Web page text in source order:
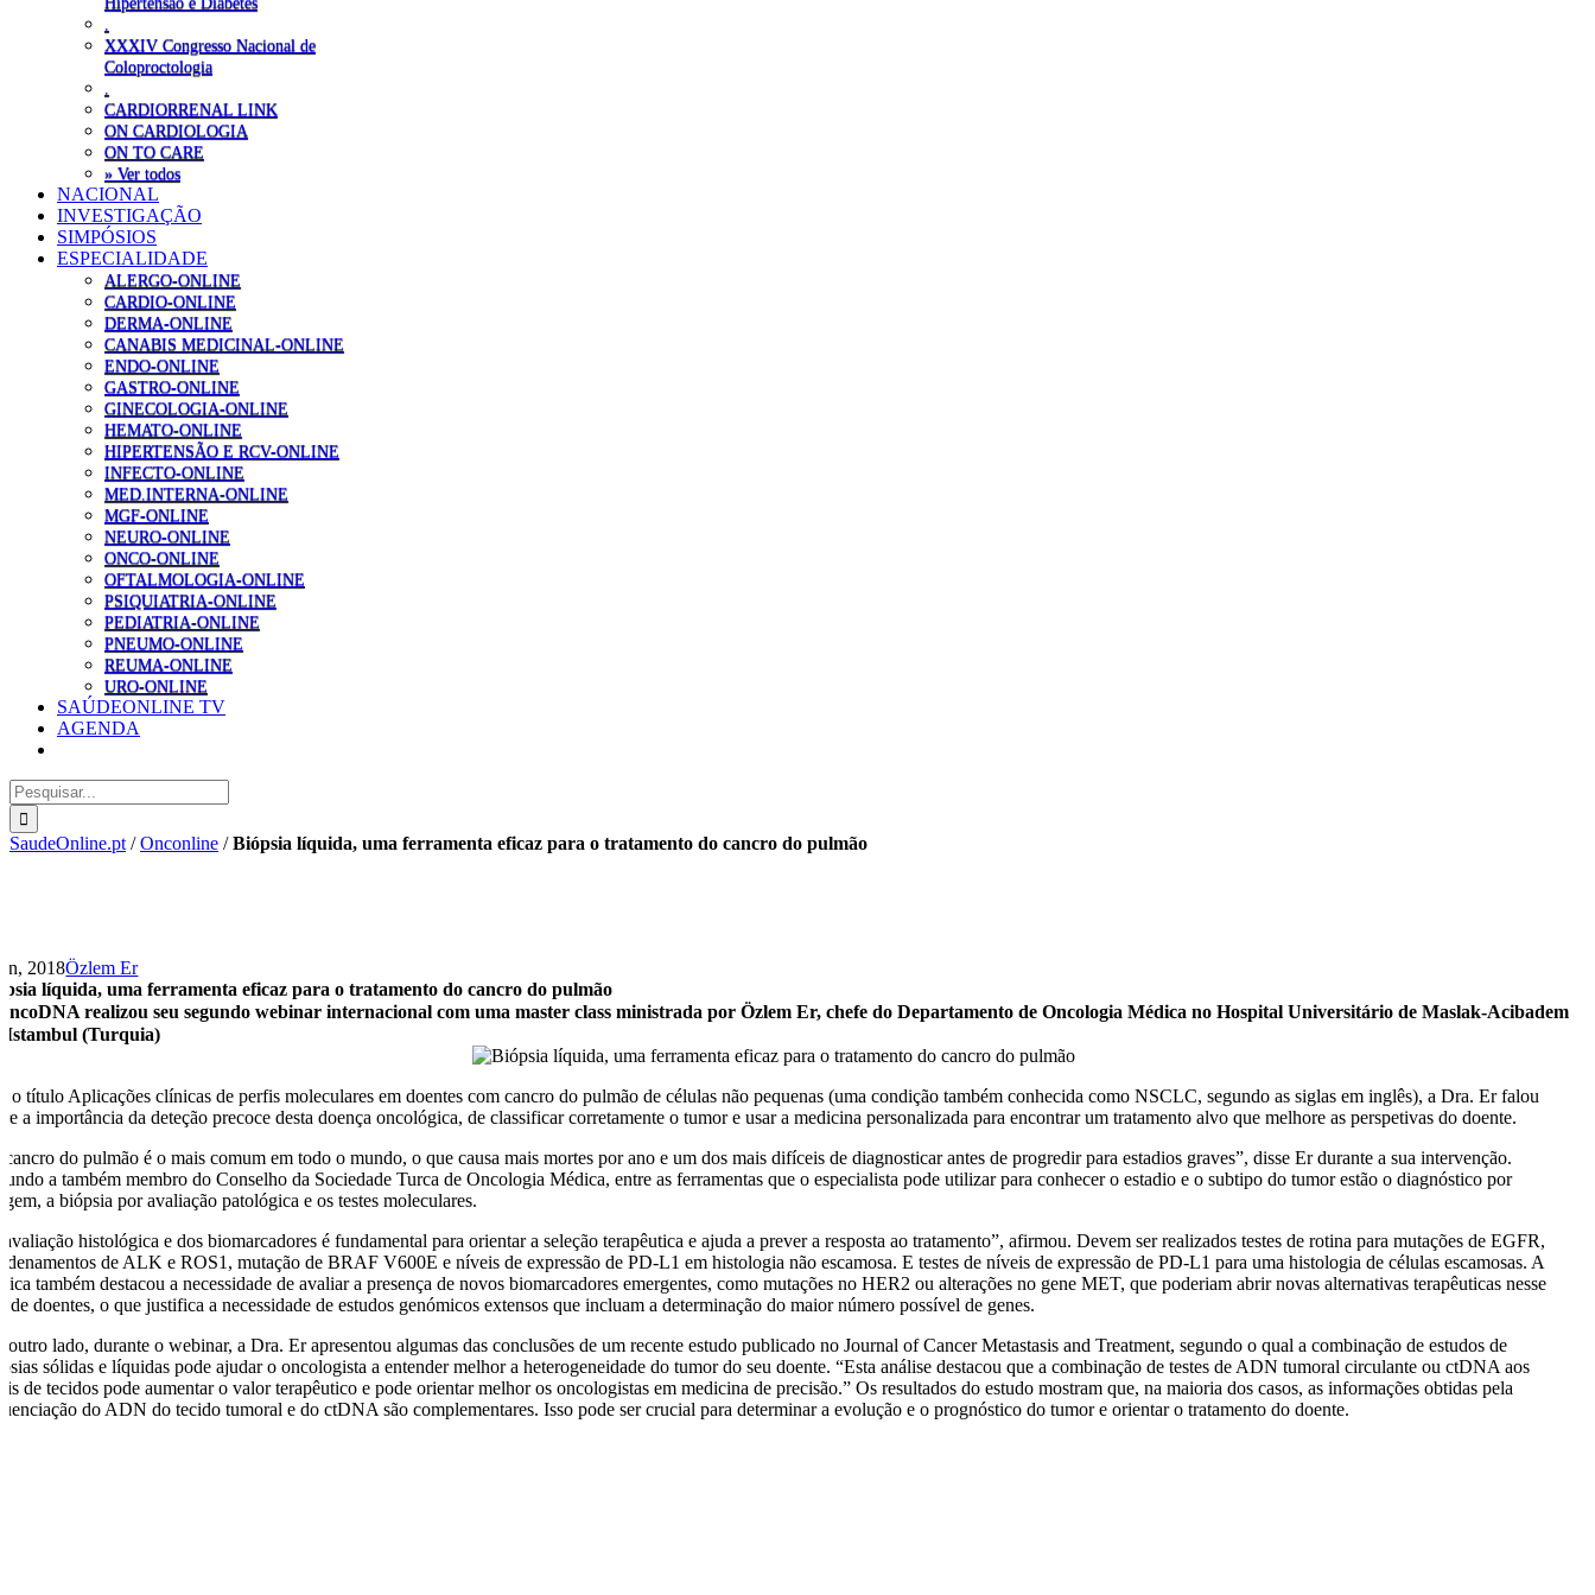
XXXIV Congresso Nacional de
Coloproctologia
CARDIORRENAL LINK
ON CARDIOLOGIA
ON TO CARE
» Ver todos
NACIONAL
INVESTIGAÇÃO
SIMPÓSIOS
ESPECIALIDADE
ALERGO-ONLINE
CARDIO-ONLINE
DERMA-ONLINE
CANABIS MEDICINAL-ONLINE
ENDO-ONLINE
GASTRO-ONLINE
GINECOLOGIA-ONLINE
HEMATO-ONLINE
HIPERTENSÃO E RCV-ONLINE
INFECTO-ONLINE
MED.INTERNA-ONLINE
MGF-ONLINE
NEURO-ONLINE
ONCO-ONLINE
OFTALMOLOGIA-ONLINE
PSIQUIATRIA-ONLINE
PEDIATRIA-ONLINE
PNEUMO-ONLINE
REUMA-ONLINE
URO-ONLINE
SAÚDEONLINE TV
AGENDA
Pesquisar
SaudeOnline.pt /Onconline /Biópsia líquida, uma ferramenta eficaz para o tratamento do cancro do pulmão
2018Özlem Er
líquida, uma ferramenta eficaz para o tratamento do cancro do pulmão
realizou seu segundo webinar internacional com uma master class ministrada por Özlem Er, chefe do Departamento de Oncologia Médica no Hospital Universitário de Maslak-Acibadem
Istambul (Turquia)
o título Aplicações clínicas de perfis moleculares em doentes com cancro do pulmão de células não pequenas (uma condição também conhecida como NSCLC, segundo as siglas em inglês), a Dra. Er falou
a importância da deteção precoce desta doença oncológica, de classificar corretamente o tumor e usar a medicina personalizada para encontrar um tratamento alvo que melhore as perspetivas do doente.
cancro do pulmão é o mais comum em todo o mundo, o que causa mais mortes por ano e um dos mais difíceis de diagnosticar antes de progredir para estadios graves”, disse Er durante a sua intervenção.
a também membro do Conselho da Sociedade Turca de Oncologia Médica, entre as ferramentas que o especialista pode utilizar para conhecer o estadio e o subtipo do tumor estão o diagnóstico por
a biópsia por avaliação patológica e os testes moleculares.
histológica e dos biomarcadores é fundamental para orientar a seleção terapêutica e ajuda a prever a resposta ao tratamento”, afirmou. Devem ser realizados testes de rotina para mutações de EGFR,
de ALK e ROS1, mutação de BRAF V600E e níveis de expressão de PD-L1 em histologia não escamosa. E testes de níveis de expressão de PD-L1 para uma histologia de células escamosas. A
também destacou a necessidade de avaliar a presença de novos biomarcadores emergentes, como mutações no HER2 ou alterações no gene MET, que poderiam abrir novas alternativas terapêuticas nesse
de doentes, o que justifica a necessidade de estudos genómicos extensos que incluam a determinação do maior número possível de genes.
outro lado, durante o webinar, a Dra. Er apresentou algumas das conclusões de um recente estudo publicado no Journal of Cancer Metastasis and Treatment, segundo o qual a combinação de estudos de
sólidas e líquidas pode ajudar o oncologista a entender melhor a heterogeneidade do tumor do seu doente. “Esta análise destacou que a combinação de testes de ADN tumoral circulante ou ctDNA aos
de tecidos pode aumentar o valor terapêutico e pode orientar melhor os oncologistas em medicina de precisão.” Os resultados do estudo mostram que, na maioria dos casos, as informações obtidas pela
do ADN do tecido tumoral e do ctDNA são complementares. Isso pode ser crucial para determinar a evolução e o prognóstico do tumor e orientar o tratamento do doente.